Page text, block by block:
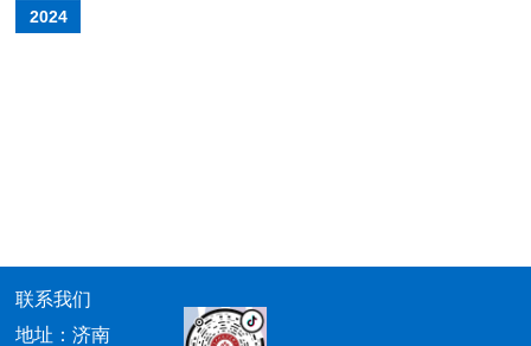
2024
联系我们
地址：济南